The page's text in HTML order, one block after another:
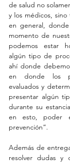
de salud no
y los médicos,
en general,
momento de
podemos estar
algún tipo de
ahí donde
en donde los
evaluados y
presentar algún
durante su
en esto, poder
prevención”.
Además de
resolver dudas y